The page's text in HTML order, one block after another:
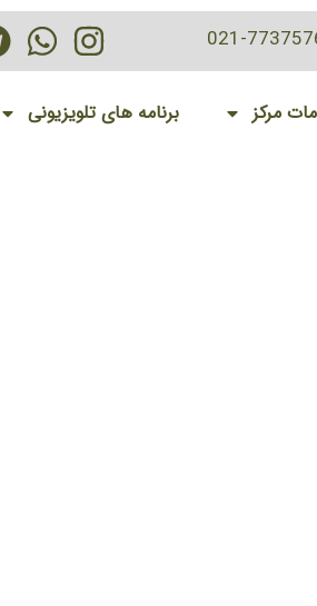
021-
مرکز برنامه های تلویزیونی